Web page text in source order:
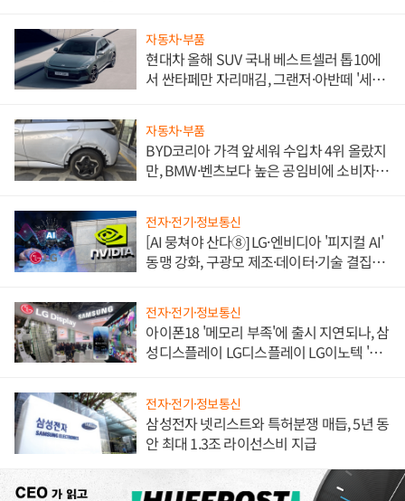
자동차·부품
현대차 올해 SUV 국내 베스트셀러 톱10에
서 싼타페만 자리매김, 그랜저·아반떼 '세단
자동차·부품
BYD코리아 가격 앞세워 수입차 4위 올랐지
만, BMW·벤츠보다 높은 공임비에 소비자
전자·전기·정보통신
[AI 뭉쳐야 산다⑧] LG·엔비디아 '피지컬 AI'
동맹 강화, 구광모 제조·데이터·기술 결집
전자·전기·정보통신
아이폰18 '메모리 부족'에 출시 지연되나, 삼
성디스플레이 LG디스플레이 LG이노텍 '탈
전자·전기·정보통신
삼성전자 넷리스트와 특허분쟁 매듭, 5년 동
안 최대 1.3조 라이선스비 지급